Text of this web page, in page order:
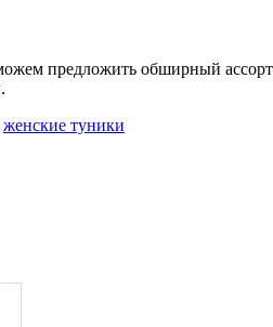
предложить обширный
женские туники